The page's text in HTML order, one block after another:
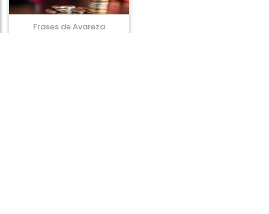
Frases de Avareza